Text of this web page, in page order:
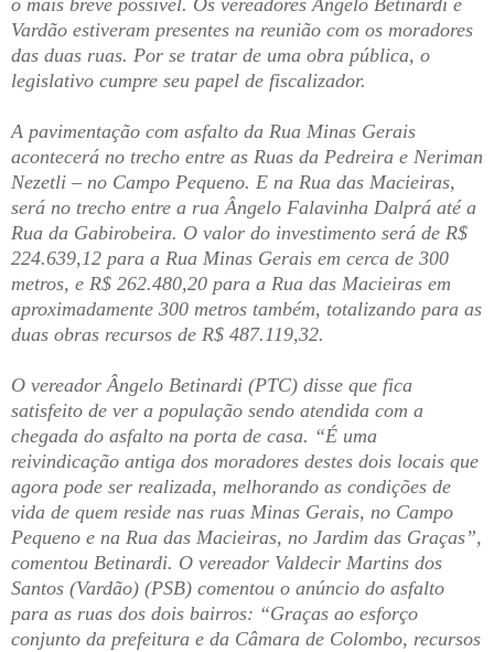
o mais breve possível. Os vereadores Ângelo Betinardi e
Vardão estiveram presentes na reunião com os moradores
das duas ruas. Por se tratar de uma obra pública, o
legislativo cumpre seu papel de fiscalizador.
A pavimentação com asfalto da Rua Minas Gerais
acontecerá no trecho entre as Ruas da Pedreira e Neriman
Nezetli – no Campo Pequeno. E na Rua das Macieiras,
será no trecho entre a rua Ângelo Falavinha Dalprá até a
Rua da Gabirobeira. O valor do investimento será de R$
224.639,12 para a Rua Minas Gerais em cerca de 300
metros, e R$ 262.480,20 para a Rua das Macieiras em
aproximadamente 300 metros também, totalizando para as
duas obras recursos de R$ 487.119,32.
O vereador Ângelo Betinardi (PTC) disse que fica
satisfeito de ver a população sendo atendida com a
chegada do asfalto na porta de casa. “É uma
reivindicação antiga dos moradores destes dois locais que
agora pode ser realizada, melhorando as condições de
vida de quem reside nas ruas Minas Gerais, no Campo
Pequeno e na Rua das Macieiras, no Jardim das Graças”,
comentou Betinardi. O vereador Valdecir Martins dos
Santos (Vardão) (PSB) comentou o anúncio do asfalto
para as ruas dos dois bairros: “Graças ao esforço
conjunto da prefeitura e da Câmara de Colombo, recursos